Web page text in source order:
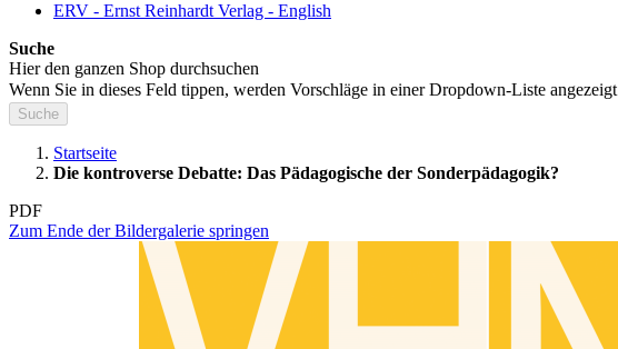
ERV - Ernst Reinhardt Verlag - English
Suche
Hier den ganzen Shop durchsuchen
Wenn Sie in dieses Feld tippen, werden Vorschläge in einer Dropdown-Liste angezeigt
Suche
Startseite
Die kontroverse Debatte: Das Pädagogische der Sonderpädagogik?
PDF
Zum Ende der Bildergalerie springen